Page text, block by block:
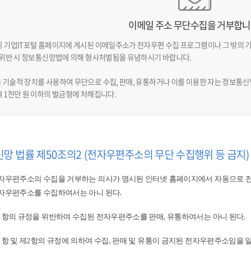
이메일 주소 무단수집을 거부합
기업IT포털 홈페이지에 게시된 이메일주소가 전자우편 수집 프로그램이나 그 밖의
반 시 정보통신망법에 의해 형사처벌됨을 유념하시기 바랍니다.
기술적 장치를 사용하여 무단으로 수집, 판매, 유통하거나 이를 이용한 자는 정보통
1천만 원 이하의 벌금형에 처해집니다.
망 법률 제50조의2 (전자우편주소의 무단 수집행위 등 금지)
우편주소의 수집을 거부하는 의사가 명시된 인터넷 홈페이지에서 자동으로
우편주소를 수집하여서는 아니 된다.
의 규정을 위반하여 수집된 전자우편주소를 판매, 유통하여서는 아니 된다.​
및 제2항의 규정에 의하여 수집, 판매 및 유통이 금지된 전자우편주소임을